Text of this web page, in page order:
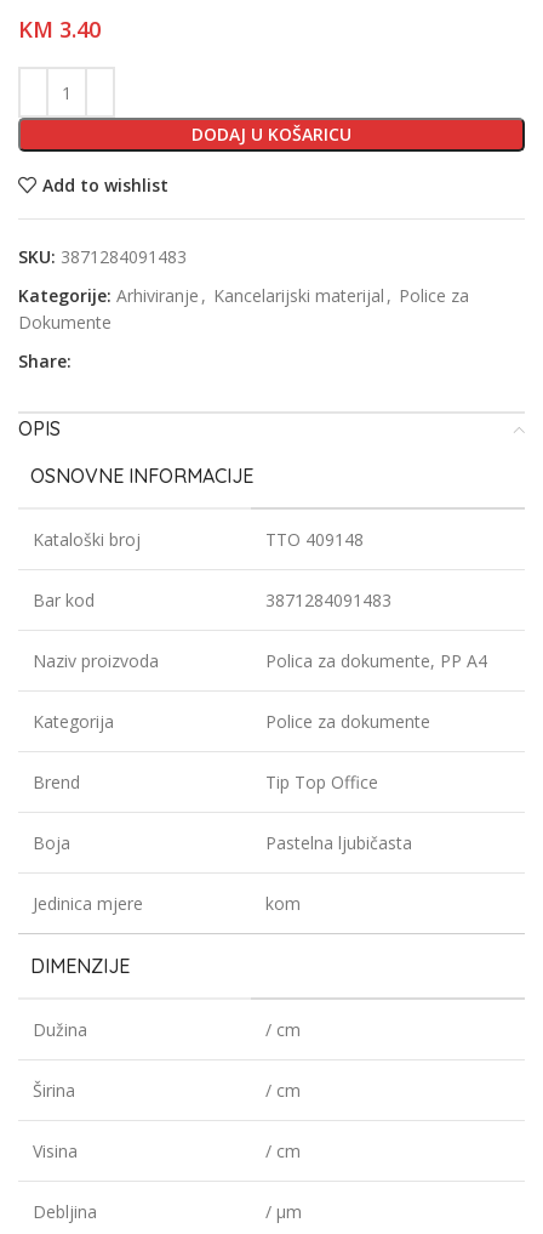
KM 3.40
DODAJ U KOŠARICU
Add to wishlist
SKU: 3871284091483
Kategorije: Arhiviranje , Kancelarijski materijal , Police za
Dokumente
Share:
OPIS
OSNOVNE INFORMACIJE
Kataloški broj TTO 409148
Bar kod 3871284091483
Naziv proizvoda Polica za dokumente, PP A4
Kategorija Police za dokumente
Brend Tip Top Office
Boja Pastelna ljubičasta
Jedinica mjere kom
DIMENZIJE
Dužina / cm
Širina / cm
Visina / cm
Debljina / µm